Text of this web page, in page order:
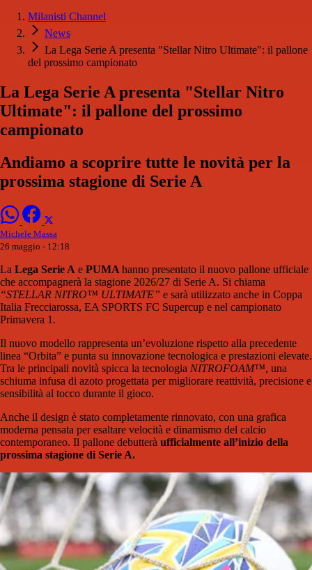
Milanisti Channel
News
La Lega Serie A presenta "Stellar Nitro Ultimate": il pallone
del prossimo campionato
La Lega Serie A presenta "Stellar Nitro
Ultimate": il pallone del prossimo
campionato
Andiamo a scoprire tutte le novità per la
prossima stagione di Serie A
Michele Massa
26 maggio - 12:18
La Lega Serie A e PUMA hanno presentato il nuovo pallone ufficiale
che accompagnerà la stagione 2026/27 di Serie A. Si chiama
“STELLAR NITRO™ ULTIMATE” e sarà utilizzato anche in Coppa
Italia Frecciarossa, EA SPORTS FC Supercup e nel campionato
Primavera 1.
Il nuovo modello rappresenta un’evoluzione rispetto alla precedente
linea “Orbita” e punta su innovazione tecnologica e prestazioni elevate.
Tra le principali novità spicca la tecnologia NITROFOAM™, una
schiuma infusa di azoto progettata per migliorare reattività, precisione e
sensibilità al tocco durante il gioco.
Anche il design è stato completamente rinnovato, con una grafica
moderna pensata per esaltare velocità e dinamismo del calcio
contemporaneo. Il pallone debutterà ufficialmente all’inizio della
prossima stagione di Serie A.